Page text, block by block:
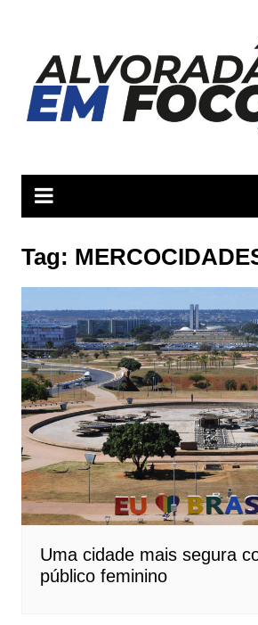
conteúdo
Tag:
Uma cidade mais segura
público feminino